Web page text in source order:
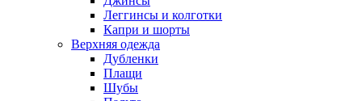
Леггинсы и колготки
Капри и шорты
Верхняя одежда
Дубленки
Плащи
Шубы